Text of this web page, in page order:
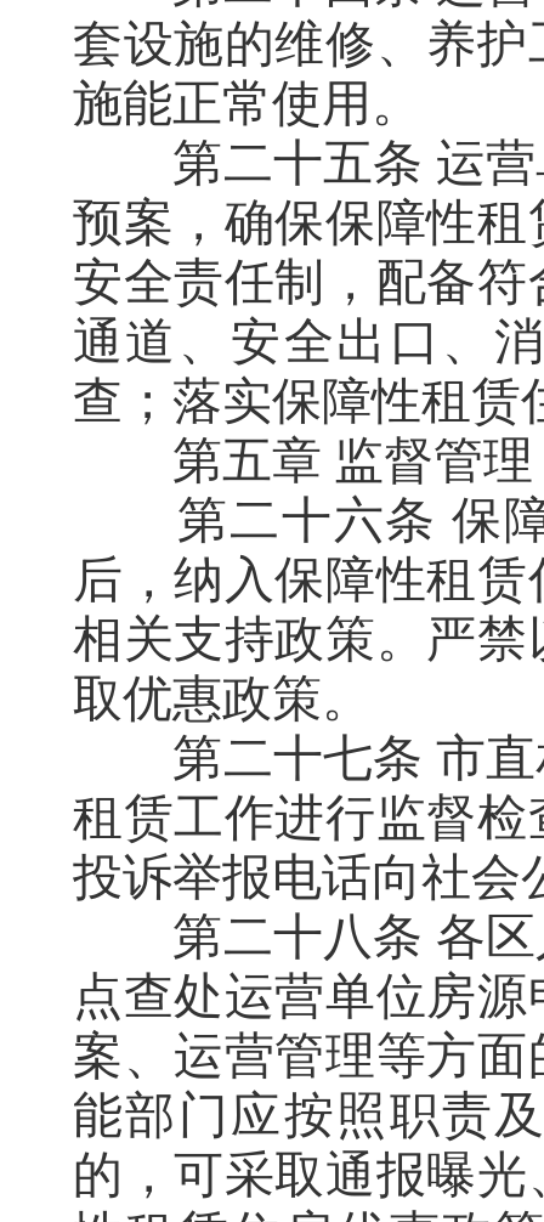
套设施的维修、养
施能正常使用。
第二十五条 运营
预案，确保保障性
安全责任制，配备
通道、安全出口、
查；落实保障性租赁
第五章 监督管理
第二十六条 保障
后，纳入保障性租
相关支持政策。严
取优惠政策。
第二十七条 市直
租赁工作进行监督
投诉举报电话向社会
第二十八条 各区
点查处运营单位房
案、运营管理等方
能部门应按照职责
的，可采取通报曝